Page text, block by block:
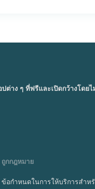
าง ๆ ที่ฟรีและเปิดกว้างโดย
ถูกกฎหมาย
ข้อกำหนดในการให้บริการสำห